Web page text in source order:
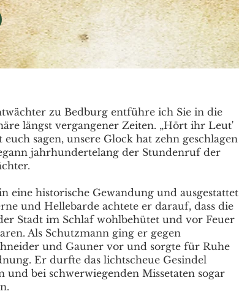
zu Bedburg entführe ich Sie in die
längst vergangener Zeiten. „Hört ihr Leut'
euch sagen, unsere Glock hat zehn geschlagen
jahrhundertelang der Stundenruf der
eine historische Gewandung und ausgestattet
und Hellebarde achtete er darauf, dass die
Stadt im Schlaf wohlbehütet und vor Feuer
Als Schutzmann ging er gegen
und Gauner vor und sorgte für Ruhe
Er durfte das lichtscheue Gesindel
und bei schwerwiegenden Missetaten sogar